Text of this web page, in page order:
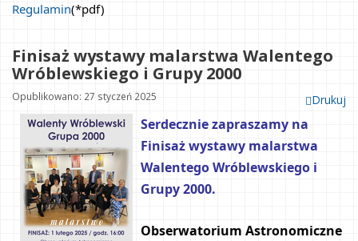
Regulamin(*pdf)
Finisaż wystawy malarstwa Walentego
Wróblewskiego i Grupy 2000
Drukuj
Opublikowano: 27 styczeń 2025
Serdecznie zapraszamy na
Finisaż wystawy malarstwa
Walentego Wróblewskiego i
Grupy 2000.
Obserwatorium Astronomiczne